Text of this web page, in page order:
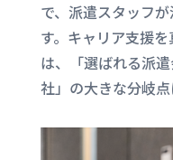
で、派遣スタッフ
す。キャリア支援
は、「選ばれる派
社」の大きな分岐点